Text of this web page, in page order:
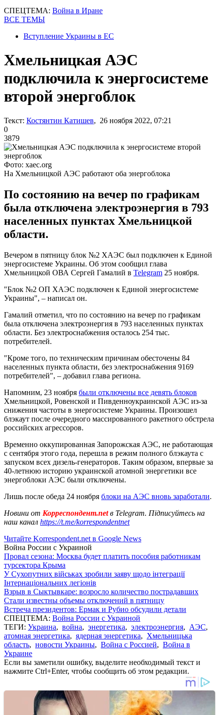
СПЕЦТЕМА: Война в Иране
ВСЕ ТЕМЫ
Вступление Украины в ЕС
Хмельницкая АЭС
подключила к энергосистеме
второй энергоблок
Текст: Костянтин Катишев, 26 ноября 2022, 07:21
0
3879
Фото: xaec.org
На Хмельницкой АЭС работают оба энергоблока
По состоянию на вечер по графикам
была отключена электроэнергия в 793
населенных пунктах Хмельницкой
области.
Вечером в пятницу блок №2 ХАЭС был подключен к Единой
энергосистеме Украины. Об этом сообщил глава
Хмельницкой ОВА Сергей Гамалий в Telegram 25 ноября.
"Блок №2 ОП ХАЭС подключен к Единой энергосистеме
Украины", – написал он.
Гамалий отметил, что по состоянию на вечер по графикам
была отключена электроэнергия в 793 населенных пунктах
области. Без электроснабжения осталось 254 тыс.
потребителей.
"Кроме того, по техническим причинам обесточены 84
населенных пункта области, без электроснабжения 9169
потребителей", – добавил глава региона.
Напомним, 23 ноября были отключены все девять блоков
Хмельницкой, Ровенской и Пивденноукраинской АЭС из-за
снижения частоты в энергосистеме Украины. Произошел
блэкаут после очередного массированного ракетного обстрела
российских агрессоров.
Временно оккупированная Запорожская АЭС, не работающая
с сентября этого года, перешла в режим полного блэкаута с
запуском всех дизель-генераторов. Таким образом, впервые за
40-летнюю историю украинской атомной энергетики все
энергоблоки АЭС были отключены.
Лишь после обеда 24 ноября блоки на АЭС вновь заработали.
Новини от Корреспондент.netв Telegram. Підписуйтесь на
наш канал https://t.me/korrespondentnet
Читайте Korrespondent.net в Google News
Война России с Украиной
Провал сезона: Москва будет платить пособия работникам
турсектора Крыма
У Сухопутних військах зробили заяву щодо інтеграції
Інтернаціональних легіонів
Взрыв в Сыктывкаре: возросло количество пострадавших
Стали известны объемы отключений в пятницу
Встреча президентов: Ермак и Рубио обсудили детали
СПЕЦТЕМА: Война России с Украиной
ТЕГИ: Украина, война, энергетика, электроэнергия, АЭС,
атомная энергетика, ядерная энергетика, Хмельницька
область, новости Украины, Война с Россией, Война в
Украине
Если вы заметили ошибку, выделите необходимый текст и
нажмите Ctrl+Enter, чтобы сообщить об этом редакции.